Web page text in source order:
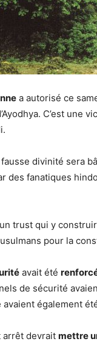
a autorisé ce
C’est une
divinité sera
des fanatiques
trust qui y
pour la
avait été
de sécurité
également
arrêt devrait mettre